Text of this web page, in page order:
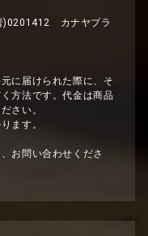
)0201412 カナヤブラ
に届けられた際に、そ
方法です。代金は商品
さい。
ます。
お問い合わせくださ